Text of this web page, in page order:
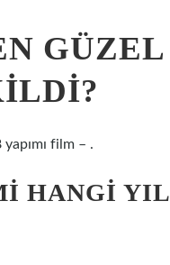
yapımı film – .
HANGI